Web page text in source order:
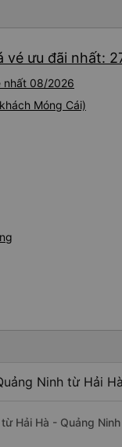
ưu đãi nhất:
nhất 08/2026
Móng Cái)
Ninh từ Hải
Hải Hà - Quảng